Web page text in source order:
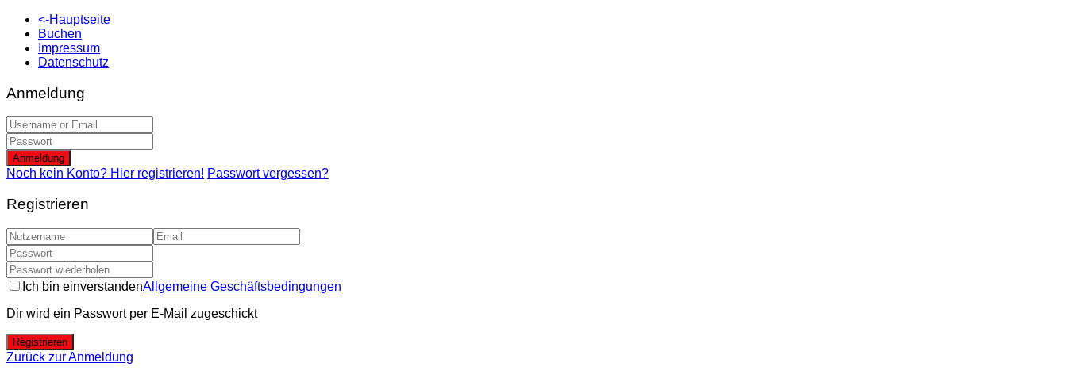
<-Hauptseite
Buchen
Impressum
Datenschutz
Anmeldung
Anmeldung
Noch kein Konto? Hier registrieren! Passwort vergessen?
Registrieren
Ich bin einverstandenAllgemeine Geschäftsbedingungen
Dir wird ein Passwort per E-Mail zugeschickt
Registrieren
Zurück zur Anmeldung